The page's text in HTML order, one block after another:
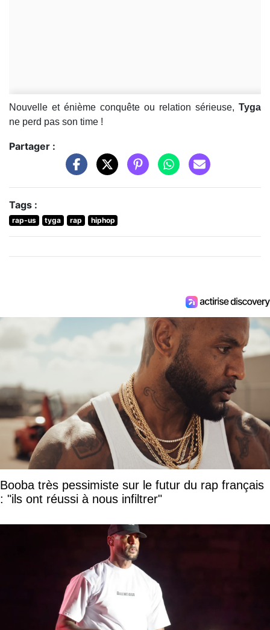
Nouvelle et énième conquête ou relation sérieuse, Tyga
ne perd pas son time !
Partager :
Tags :
rap-us tyga rap hiphop
Booba très pessimiste sur le futur du rap français
: "ils ont réussi à nous infiltrer"